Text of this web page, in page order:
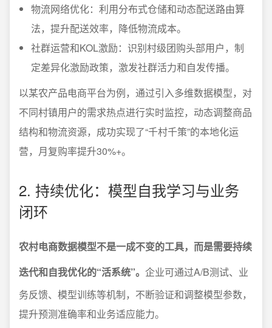
物流网络优化：利用分布式仓储和动态配送路由算
法，提升配送效率，降低物流成本。
社群运营和KOL激励：识别村级团购头部用户，制
定差异化激励政策，激发社群活力和自发传播。
以某农产品电商平台为例，通过引入多维数据模型，对
不同村镇用户的需求热点进行实时监控，动态调整商品
结构和物流资源，成功实现了“千村千策”的本地化运
营，月复购率提升30%+。
2. 持续优化：模型自我学习与业务
闭环
农村电商数据模型不是一成不变的工具，而是需要持续
迭代和自我优化的“活系统”。 企业可通过A/B测试、业
务反馈、模型训练等机制，不断验证和调整模型参数，
提升预测准确率和业务适应能力。